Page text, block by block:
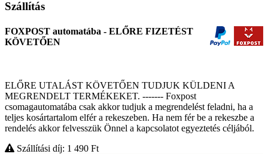
Szállítás
FOXPOST automatába - ELŐRE FIZETÉST
KÖVETŐEN
ELŐRE UTALÁST KÖVETŐEN TUDJUK KÜLDENI A
MEGRENDELT TERMÉKEKET. ------- Foxpost
csomagautomatába csak akkor tudjuk a megrendelést feladni, ha a
teljes kosártartalom elfér a rekeszeben. Ha nem fér be a rekeszbe a
rendelés akkor felvesszük Önnel a kapcsolatot egyeztetés céljából.
Szállítási díj: 1 490 Ft